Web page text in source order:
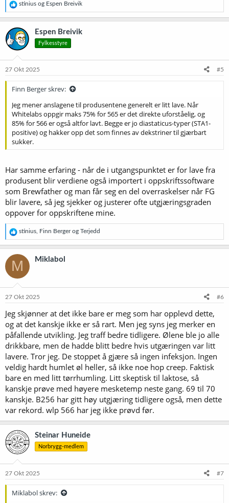
R
e
a
k
s
j
o
e
stinius og Espen Breivik
Espen Breivik
Fylkesstyre
27 Okt 2025 #5
Finn Berger skrev:
Jeg mener anslagene til produsentene generelt er litt lave. Når
Whitelabs oppgir maks 75% for 565 er det direkte uforståelig, og
85% for 566 er også altfor lavt. Begge er jo diastaticus-typer (STA1-
positive) og hakker opp det som finnes av dekstriner til gjærbart
sukker.
Har samme erfaring - når de i utgangspunktet er for lave fra
produsent blir verdiene også importert i oppskriftssoftware
som Brewfather og man får seg en del overraskelser når FG
blir lavere, så jeg sjekker og justerer ofte utgjæringsgraden
oppover for oppskriftene mine.
R
e
a
k
s
j
o
e
:
stinius Finn Bergerog Terjedd
M Miklabol
27 Okt 2025 #6
Jeg skjønner at det ikke bare er meg som har opplevd dette,
og at det kanskje ikke er så rart. Men jeg syns jeg merker en
påfallende utvikling. Jeg traff bedre tidligere. Ølene ble jo alle
drikkbare, men de hadde blitt bedre hvis utgæringen var litt
lavere. Tror jeg. De stoppet å gjære så ingen infeksjon. Ingen
veldig hardt humlet øl heller, så ikke noe hop creep. Faktisk
bare en med litt tørrhumling. Litt skeptisk til laktose, så
kanskje prøve med høyere mesketemp neste gang. 69 til 70
kanskje. B256 har gitt høy utgjæring tidligere også, men dette
var rekord. wlp 566 har jeg ikke prøvd før.
Steinar Huneide
Norbrygg-medlem
27 Okt 2025 #7
Miklabol skrev: